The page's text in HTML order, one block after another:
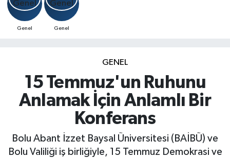
Genel Genel
GENEL
15 Temmuz'un Ruhunu
Anlamak İçin Anlamlı Bir
Konferans
Bolu Abant İzzet Baysal Üniversitesi (BAİBÜ) ve
Bolu Valiliği iş birliğiyle, 15 Temmuz Demokrasi ve